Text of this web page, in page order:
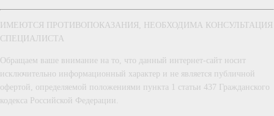
ИМЕЮТСЯ ПРОТИВОПОКАЗАНИЯ, НЕОБХОДИМА КОНСУЛЬТАЦИЯ
СПЕЦИАЛИСТА
Обращаем ваше внимание на то, что данный интернет-сайт носит
исключительно информационный характер и не является публичной
офертой, определяемой положениями пункта 1 статьи 437 Гражданского
кодекса Российской Федерации.